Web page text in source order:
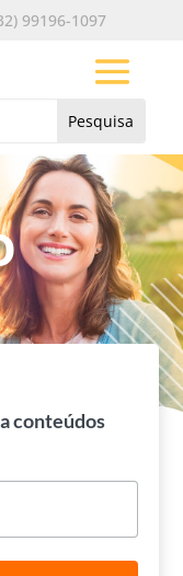
99196-1097
conteúdos